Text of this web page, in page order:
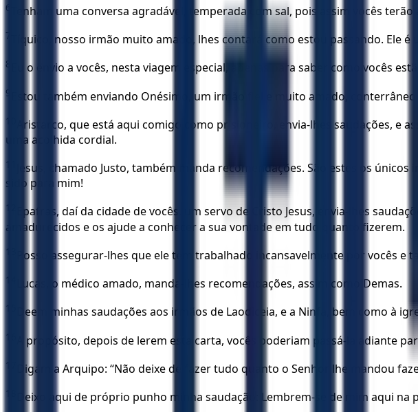
6 Tenham uma conversa agradável, temperada com sal, pois assim vocês
7 Tíquico, nosso irmão muito amado, lhes contará como estou passando. Ele
8 Eu o envio a vocês, nesta viagem especial, apenas para saber como vocês
9 Estou também enviando Onésimo, um irmão fiel e muito amado,
10
Aristarco, que está aqui comigo como prisioneiro, envia-lhes saudações, e
uma acolhida cordial.
11
Jesus, chamado Justo, também manda recomendações. São estes os
sido para mim!
12
Epafras, daí da cidade de vocês, um servo de Cristo Jesus, envia-lhes
amadurecidos e os ajude a conhecer a sua vontade em tudo quanto fizerem.
13 Posso assegurar-lhes que ele tem trabalhado incansavelmente por vocês e
14 Lucas, o médico amado, manda-lhes recomendações, assim como Demas.
15 Deem minhas saudações aos irmãos de Laodiceia, e a Ninfa, bem como à
16 A propósito, depois de lerem esta carta, vocês poderiam passá-la adiante
17 Digam a Arquipo: “Não deixe de fazer tudo quanto o Senhor lhe mandou
18
Deixo aqui de próprio punho minha saudação: Lembrem-se de mim aqui na